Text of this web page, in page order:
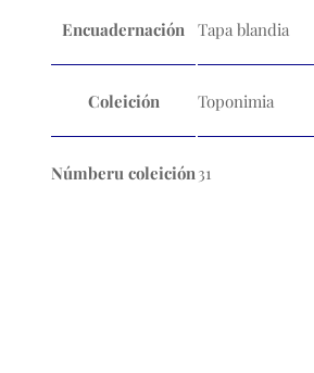
Encuadernación Tapa blandia
Coleición Toponimia
Númberu coleición31